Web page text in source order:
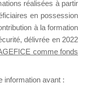
de
à l’Appel à
un message
réalisées à partir
en possession
à la formation
délivrée en 2022
comme fonds
information avant :